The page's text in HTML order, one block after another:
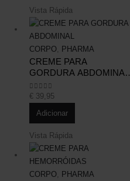
Vista Rápida
CORPO, PHARMA
CREME PARA
GORDURA ABDOMINAL
MASCULINO XS
NATURAL
0out of 5
€39,95
Adicionar
Vista Rápida
CORPO, PHARMA